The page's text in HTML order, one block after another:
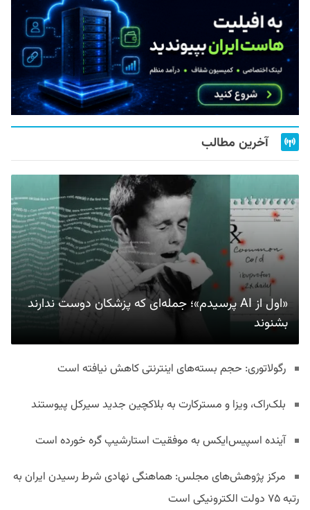
آخرین مطالب
«اول از AI پرسیدم»؛ جمله‌ای که پزشکان دوست ندارند
بشنوند
رگولاتوری: حجم بسته‌های اینترنتی کاهش نیافته است
بلک‌راک، ویزا و مسترکارت به بلاکچین جدید سیرکل پیوستند
آینده اسپیس‌ایکس به موفقیت استارشیپ گره خورده است
مرکز پژوهش‌های مجلس: هماهنگی نهادی شرط رسیدن ایران به
رتبه ۷۵ دولت الکترونیکی است